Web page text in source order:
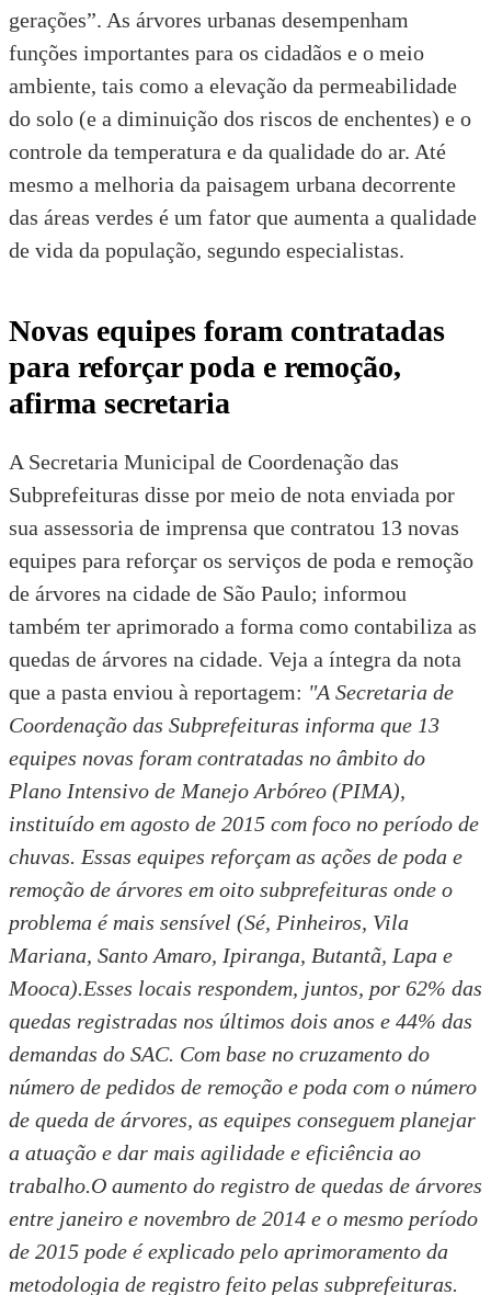
gerações”. As árvores urbanas desempenham
funções importantes para os cidadãos e o meio
ambiente, tais como a elevação da permeabilidade
do solo (e a diminuição dos riscos de enchentes) e o
controle da temperatura e da qualidade do ar. Até
mesmo a melhoria da paisagem urbana decorrente
das áreas verdes é um fator que aumenta a qualidade
de vida da população, segundo especialistas.
Novas equipes foram contratadas
para reforçar poda e remoção,
afirma secretaria
A Secretaria Municipal de Coordenação das
Subprefeituras disse por meio de nota enviada por
sua assessoria de imprensa que contratou 13 novas
equipes para reforçar os serviços de poda e remoção
de árvores na cidade de São Paulo; informou
também ter aprimorado a forma como contabiliza as
quedas de árvores na cidade. Veja a íntegra da nota
que a pasta enviou à reportagem: "A Secretaria de
Coordenação das Subprefeituras informa que 13
equipes novas foram contratadas no âmbito do
Plano Intensivo de Manejo Arbóreo (PIMA),
instituído em agosto de 2015 com foco no período de
chuvas. Essas equipes reforçam as ações de poda e
remoção de árvores em oito subprefeituras onde o
problema é mais sensível (Sé, Pinheiros, Vila
Mariana, Santo Amaro, Ipiranga, Butantã, Lapa e
Mooca).Esses locais respondem, juntos, por 62% das
quedas registradas nos últimos dois anos e 44% das
demandas do SAC. Com base no cruzamento do
número de pedidos de remoção e poda com o número
de queda de árvores, as equipes conseguem planejar
a atuação e dar mais agilidade e eficiência ao
trabalho.O aumento do registro de quedas de árvores
entre janeiro e novembro de 2014 e o mesmo período
de 2015 pode é explicado pelo aprimoramento da
metodologia de registro feito pelas subprefeituras.